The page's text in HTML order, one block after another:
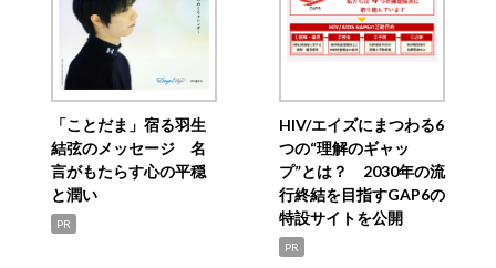
「ことだま」宿る羽生
結弦のメッセージ 名
言がもたらす心の平穏
と潤い
PR
HIV/エイズにまつわる6
つの“理解のギャッ
プ”とは？ 2030年の流
行終結を目指すGAP6の
特設サイトを公開
PR